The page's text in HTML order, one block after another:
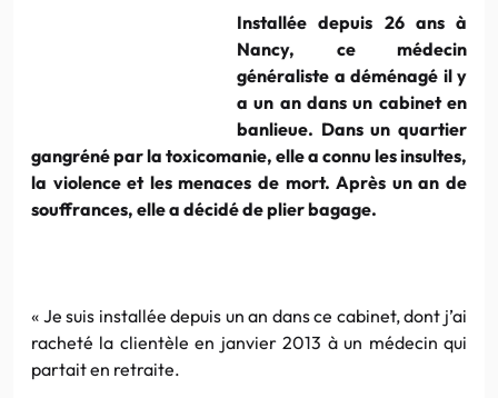
Installée depuis 26 ans à
Nancy, ce médecin
généraliste a déménagé il y
a un an dans un cabinet en
banlieue. Dans un quartier
gangréné par la toxicomanie, elle a connu les insultes,
la violence et les menaces de mort. Après un an de
souffrances, elle a décidé de plier bagage.
« Je suis installée depuis un an dans ce cabinet, dont j’ai
racheté la clientèle en janvier 2013 à un médecin qui
partait en retraite.